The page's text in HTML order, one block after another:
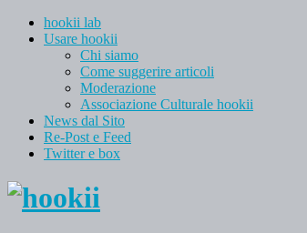
hookii lab
Usare hookii
Chi siamo
Come suggerire articoli
Moderazione
Associazione Culturale hookii
News dal Sito
Re-Post e Feed
Twitter e box